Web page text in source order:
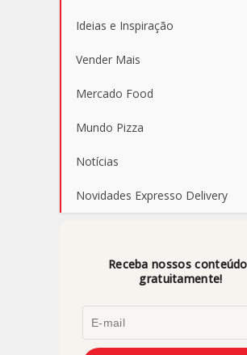
Ideias e Inspiração
Vender Mais
Mercado Food
Mundo Pizza
Notícias
Novidades Expresso Delivery
Receba nossos
gratuitamente!